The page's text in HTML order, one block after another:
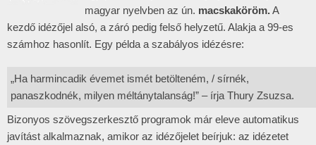
magyar nyelvben az ún. macskaköröm.A
kezdő idézőjel alsó, a záró pedig felső helyzetű. Alakja a 99-es
számhoz hasonlít. Egy példa a szabályos idézésre:
„Ha harmincadik évemet ismét betölteném, / sírnék,
panaszkodnék, milyen méltánytalanság!” – írja Thury Zsuzsa.
Bizonyos szövegszerkesztő programok már eleve automatikus
javítást alkalmaznak, amikor az idézőjelet beírjuk: az idézetet